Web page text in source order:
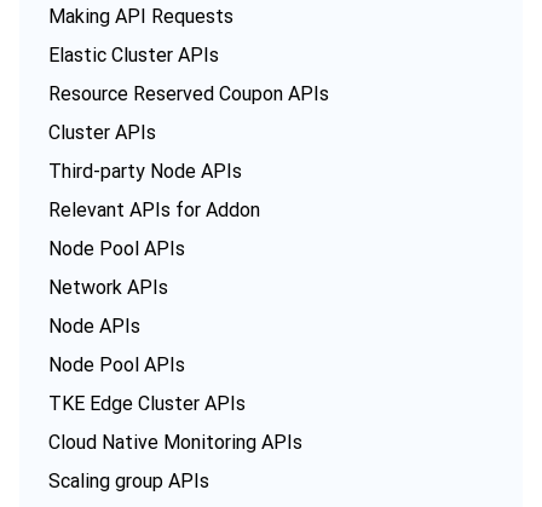
Making API Requests
Elastic Cluster APIs
Resource Reserved Coupon APIs
Cluster APIs
Third-party Node APIs
Relevant APIs for Addon
Node Pool APIs
Network APIs
Node APIs
Node Pool APIs
TKE Edge Cluster APIs
Cloud Native Monitoring APIs
Scaling group APIs